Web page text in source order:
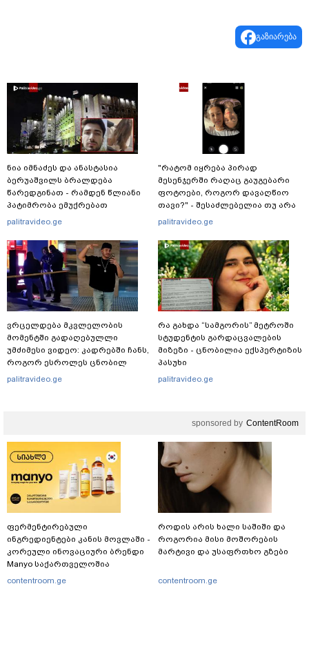
გაზიარება
ნია იმნაძეს და ანასტასია
ბერუაშვილს ბრალდება
წარედგინათ - რამდენ წლიანი
პატიმრობა ემუქრებათ
არასრულწლოვნებს?
palitravideo.ge
ვრცელდება მკვლელობის
მომენტში გადაღებულლი
უმძიმესი ვიდეო: კადრებში ჩანს,
როგორ ესროლეს ცნობილ
"ტიკტოკერს" ლაივის დროს -
palitravideo.ge
"რატომ იყრება პირად
მესენჯერში რაღაც გაუგებარი
ფოტოები, როგორ დავაღწიო
თავი?" - შესაძლებელია თუ არა
ამ ფუნქციის წაშლა?
palitravideo.ge
რა გახდა “სამგორის” მეტროში
სტუდენტის გარდაცვალების
მიზეზი - ცნობილია ექსპერტიზის
პასუხი
palitravideo.ge
sponsored by ContentRoom
ფერმენტირებული
ინგრედიენტები კანის მოვლაში -
კორეული ინოვაციური ბრენდი
Manyo საქართველოშია
contentroom.ge
როდის არის ხალი საშიში და
როგორია მისი მოშორების
მარტივი და უსაფრთხო გზები
contentroom.ge